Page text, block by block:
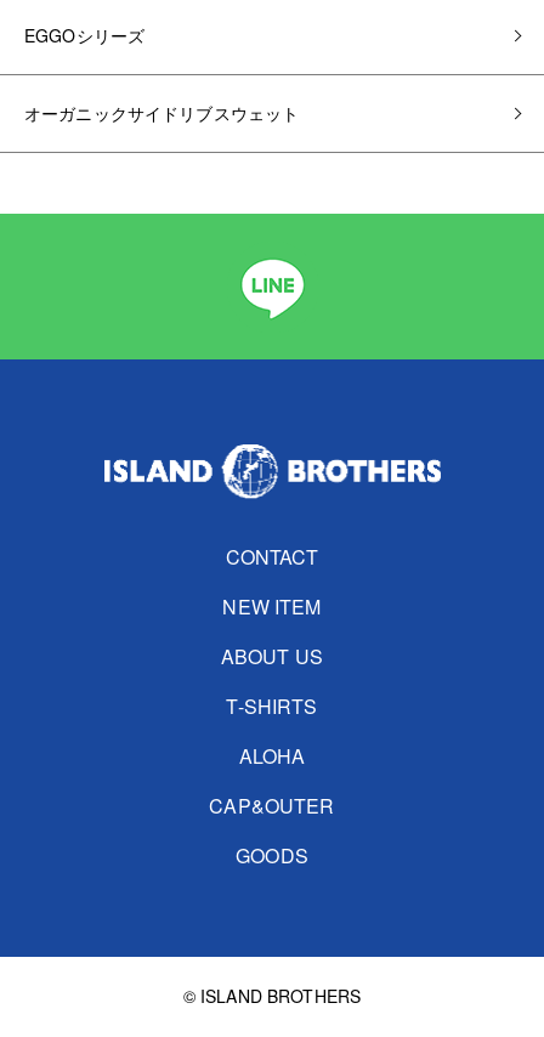
EGGOシリーズ
オーガニックサイドリブスウェット
CONTACT
NEW ITEM
ABOUT US
T-SHIRTS
ALOHA
CAP&OUTER
GOODS
© ISLAND BROTHERS